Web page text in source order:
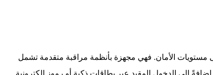
مستويات الأمان. فهي مجهزة بأنظمة مراقبة متقدمة تشمل
إلى الدخول المقيد عبر بطاقات ذكية أو رموز إلكترونية.